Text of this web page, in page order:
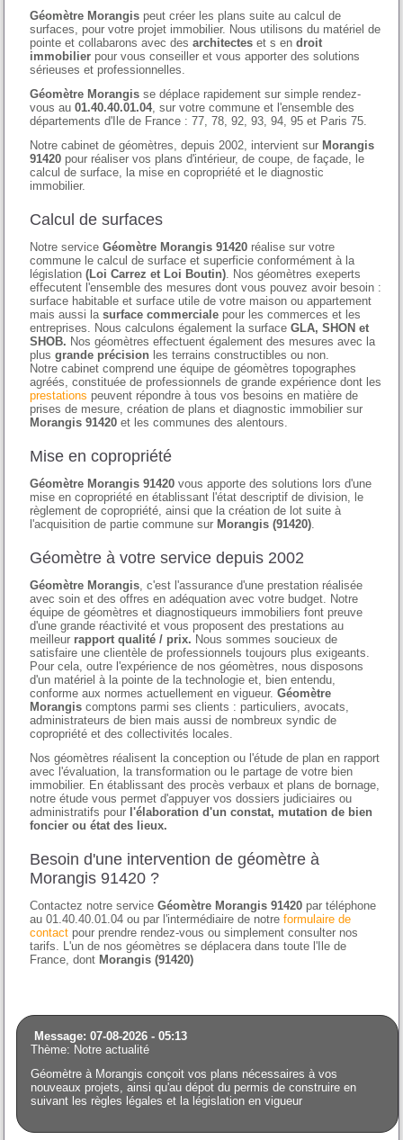
Géomètre Morangis peut créer les plans suite au calcul de
surfaces, pour votre projet immobilier. Nous utilisons du matériel de
pointe et collabarons avec desarchitectes et s endroit
immobilier pour vous conseiller et vous apporter des solutions
sérieuses et professionnelles.
Géomètre Morangis se déplace rapidement sur simple rendez-
vous au01.40.40.01.04, sur votre commune et l'ensemble des
départements d'Ile de France : 77, 78, 92, 93, 94, 95 et Paris 75.
Notre cabinet de géomètres, depuis 2002, intervient sur Morangis
91420 pour réaliser vos plans d'intérieur, de coupe, de façade, le
calcul de surface, la mise en copropriété et le diagnostic
immobilier.
Calcul de surfaces
Notre serviceGéomètre Morangis 91420 réalise sur votre
commune le calcul de surface et superficie conformément à la
législation(Loi Carrez et Loi Boutin). Nos géomètres exeperts
effecutent l'ensemble des mesures dont vous pouvez avoir besoin :
surface habitable et surface utile de votre maison ou appartement
mais aussi lasurface commerciale pour les commerces et les
entreprises. Nous calculons également la surfaceGLA, SHON et
SHOB. Nos géomètres effectuent également des mesures avec la
plusgrande précision les terrains constructibles ou non.
Notre cabinet comprend une équipe de géomètres topographes
agréés, constituée de professionnels de grande expérience dont les
prestations peuvent répondre à tous vos besoins en matière de
prises de mesure, création de plans et diagnostic immobilier sur
Morangis 91420 et les communes des alentours.
Mise en copropriété
Géomètre Morangis 91420 vous apporte des solutions lors d'une
mise en copropriété en établissant l'état descriptif de division, le
règlement de copropriété, ainsi que la création de lot suite à
l'acquisition de partie commune sur Morangis (91420).
Géomètre à votre service depuis 2002
Géomètre Morangis, c'est l'assurance d'une prestation réalisée
avec soin et des offres en adéquation avec votre budget. Notre
équipe de géomètres et diagnostiqueurs immobiliers font preuve
d'une grande réactivité et vous proposent des prestations au
meilleur rapport qualité / prix. Nous sommes soucieux de
satisfaire une clientèle de professionnels toujours plus exigeants.
Pour cela, outre l'expérience de nos géomètres, nous disposons
d'un matériel à la pointe de la technologie et, bien entendu,
conforme aux normes actuellement en vigueur.Géomètre
Morangis comptons parmi ses clients : particuliers, avocats,
administrateurs de bien mais aussi de nombreux syndic de
copropriété et des collectivités locales.
Nos géomètres réalisent la conception ou l'étude de plan en rapport
avec l'évaluation, la transformation ou le partage de votre bien
immobilier. En établissant des procès verbaux et plans de bornage,
notre étude vous permet d'appuyer vos dossiers judiciaires ou
administratifs pour l'élaboration d'un constat, mutation de bien
foncier ou état des lieux.
Besoin d'une intervention de géomètre à
Morangis 91420 ?
Contactez notre serviceGéomètre Morangis 91420 par téléphone
au 01.40.40.01.04 ou par l'intermédiaire de notreformulaire de
contact pour prendre rendez-vous ou simplement consulter nos
tarifs. L'un de nos géomètres se déplacera dans toute l'Ile de
France, dont Morangis (91420)
Message: 07-08-2026 - 05:13
Thème: Notre actualité
Géomètre à Morangis conçoit vos plans nécessaires à vos
nouveaux projets, ainsi qu'au dépot du permis de construire en
suivant les règles légales et la législation en vigueur